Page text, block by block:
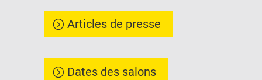
Articles de presse
Dates des salons